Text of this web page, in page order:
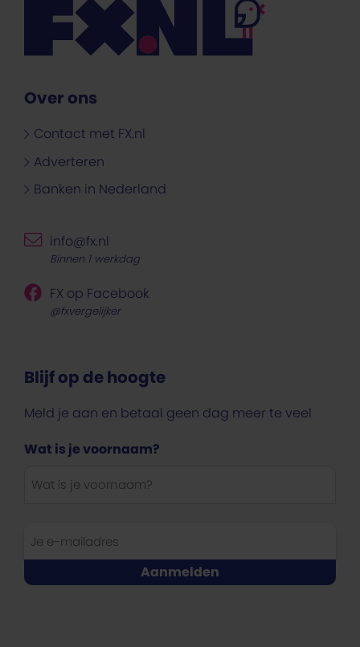
Over ons
Contact met FX.nl
Adverteren
Banken in Nederland
Blijf op de hoogte
Meld je aan en betaal geen dag meer te veel
Wat is je voornaam?
info@fx.nl
Binnen 1 werkdag
FX op Facebook
@fxvergelijker